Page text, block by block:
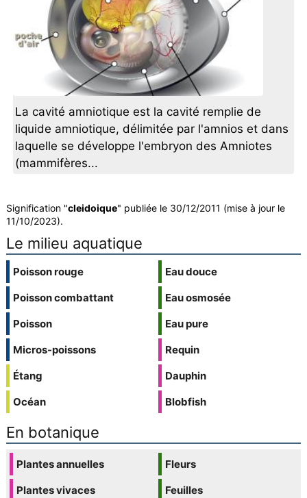
La cavité amniotique est la cavité remplie de
liquide amniotique, délimitée par l'amnios et dans
laquelle se développe l'embryon des Amniotes
(mammifères...
Signification "cleidoique" publiée le 30/12/2011 (mise à jour le
11/10/2023).
Le milieu aquatique
Poisson rouge
Poisson combattant
Poisson
Micros-poissons
Étang
Océan
Eau douce
Eau osmosée
Eau pure
Requin
Dauphin
Blobfish
En botanique
Plantes annuelles
Plantes vivaces
Fleurs
Feuilles